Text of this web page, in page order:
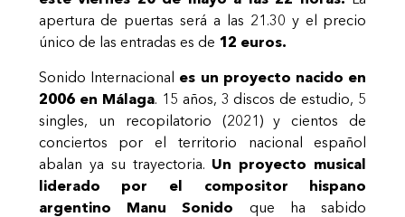
apertura de puertas será a las 21.30 y el precio
único de las entradas es de 12 euros.
Sonido Internacional es un proyecto nacido en
2006 en Málaga. 15 años, 3 discos de estudio, 5
singles, un recopilatorio (2021) y cientos de
conciertos por el territorio nacional español
abalan ya su trayectoria. Un proyecto musical
liderado por el compositor hispano
argentino Manu Sonido que ha sabido